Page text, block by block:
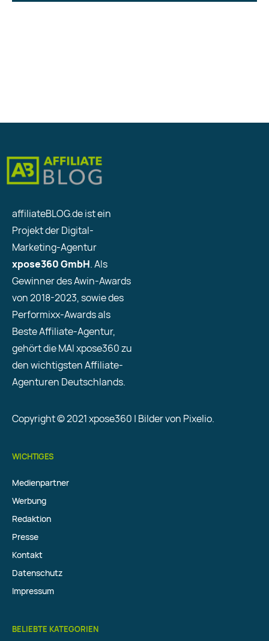
affiliateBLOG.de ist ein
Projekt der Digital-
Marketing-Agentur
xpose360 GmbH. Als
Gewinner des Awin-Awards
von 2018-2023, sowie des
Performixx-Awards als
Beste Affiliate-Agentur,
gehört die MAI xpose360 zu
den wichtigsten Affiliate-
Agenturen Deutschlands.
Copyright © 2021 xpose360 | Bilder von Pixelio.
WICHTIGES
Medienpartner
Werbung
Redaktion
Presse
Kontakt
Datenschutz
Impressum
BELIEBTE KATEGORIEN